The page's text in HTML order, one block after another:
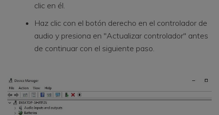
clic en él.
Haz clic con el botón derecho en el controlador de
audio y presiona en "Actualizar controlador" antes
de continuar con el siguiente paso.